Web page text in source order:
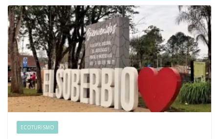
ECOTURISMO